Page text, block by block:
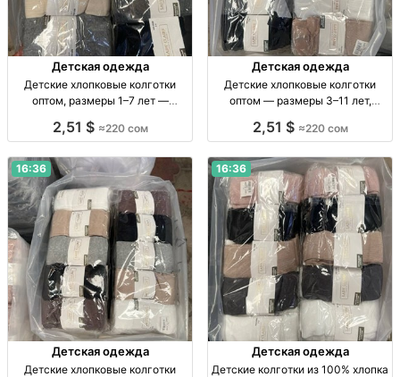
Детская одежда
Детские хлопковые колготки
оптом, размеры 1–7 лет —
колготки, р-ры 1–3, 3–5, 5–7 лет,
2,51 $ ≈220 сом
Детская одежда
Детские хлопковые колготки
оптом — размеры 3–11 лет,
колготки оптом, р-ры 3–11 лет,
2,51 $ ≈220 сом
16:36
Детская одежда
Детские хлопковые колготки
16:36
Детская одежда
Детские колготки из 100% хлопка